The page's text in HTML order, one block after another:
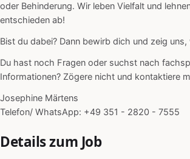
oder Behinderung. Wir leben Vielfalt und
entschieden ab!
Bist du dabei? Dann bewirb dich und zeig
Du hast noch Fragen oder suchst nach
Informationen? Zögere nicht und kontaktiere
Josephine Märtens
Telefon/ WhatsApp: +49 351 - 2820 - 7555
Details zum Job